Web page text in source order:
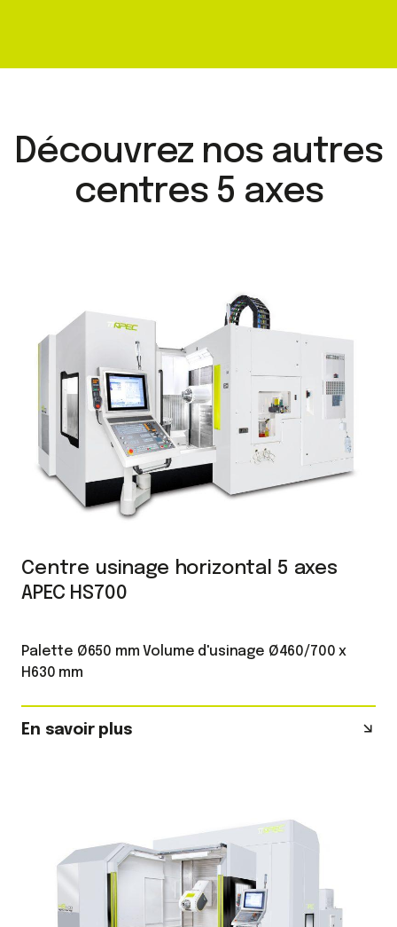
Découvrez nos autres
centres 5 axes
Centre usinage horizontal 5 axes
APEC HS700
Palette Ø650 mm Volume d'usinage Ø460/700 x
H630 mm
En savoir plus